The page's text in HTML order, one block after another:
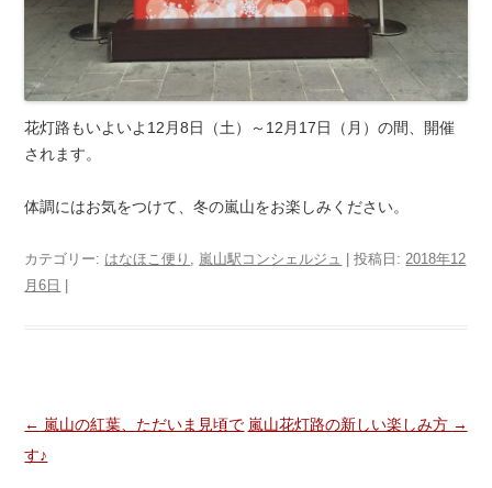
花灯路もいよいよ12月8日（土）～12月17日（月）の間、開催
されます。
体調にはお気をつけて、冬の嵐山をお楽しみください。
カテゴリー: はなほこ便り 嵐山駅コンシェルジュ | 投稿日: 2018年12
月6日
投稿ナビゲーション
← 嵐山の紅葉、ただいま見頃で
す♪
嵐山花灯路の新しい楽しみ方 →